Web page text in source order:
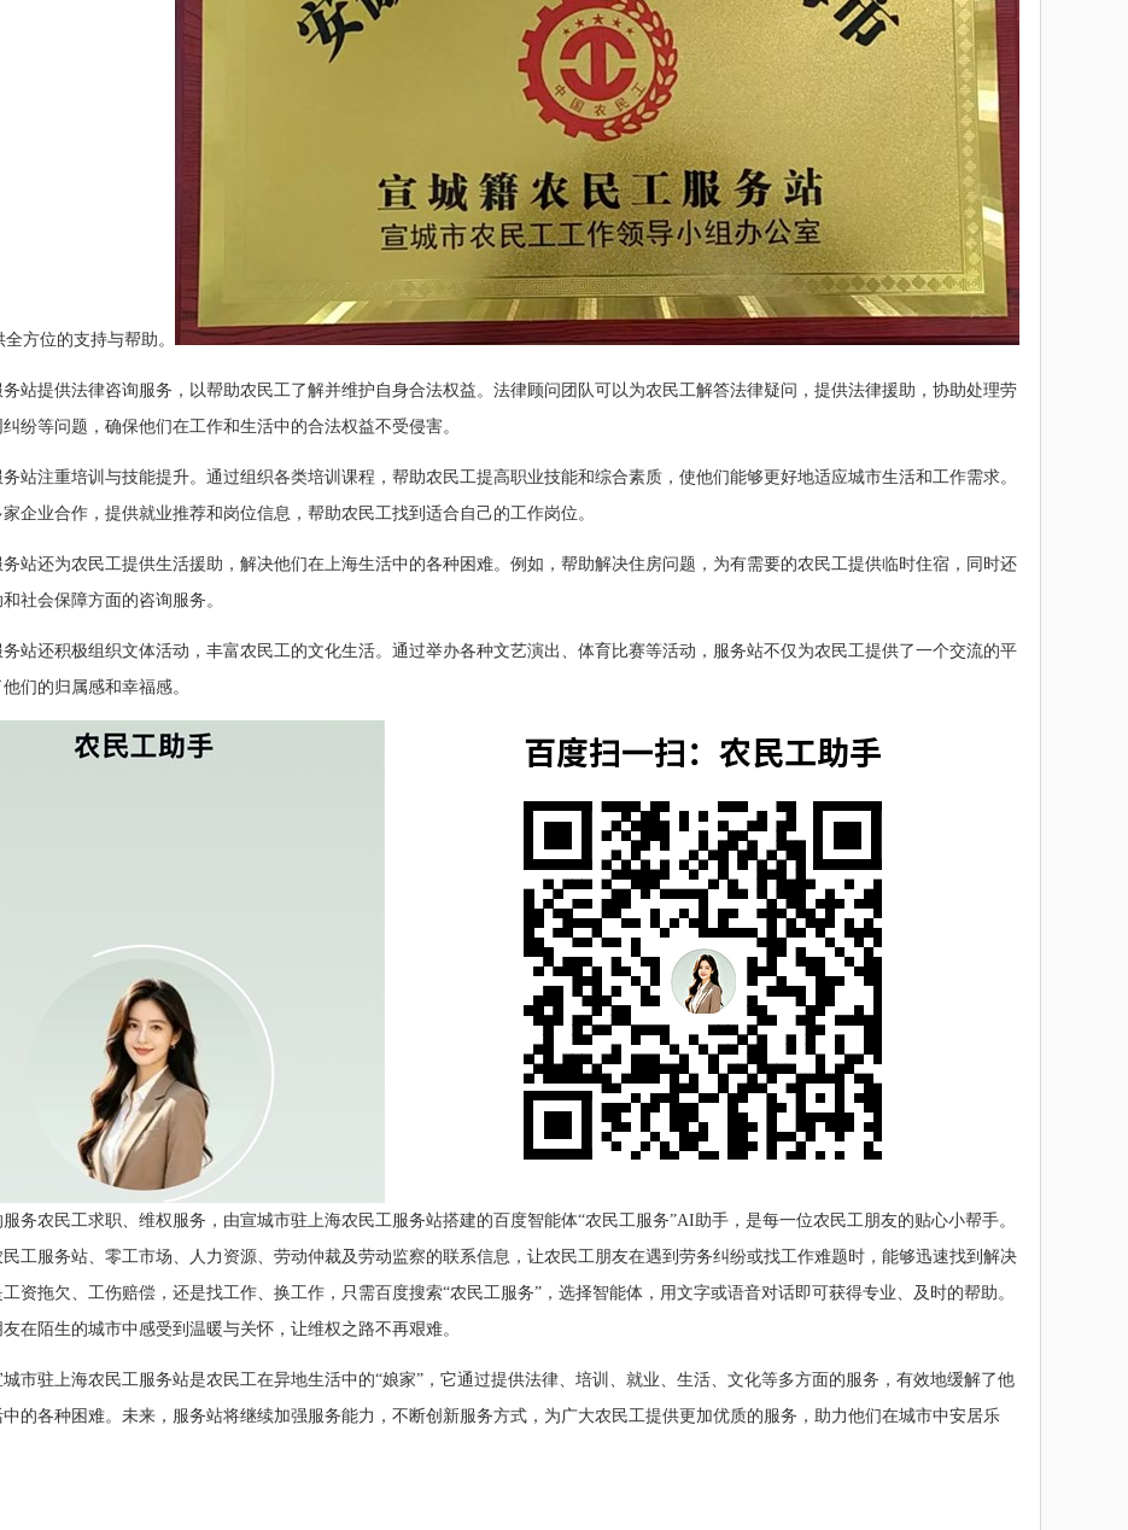
方位的支持与帮助。
站提供法律咨询服务，以帮助农民工了解并维护自身合法权益。法律顾问团队可以为农民工解答法律疑问，提供法律援助，协助处理劳
纷等问题，确保他们在工作和生活中的合法权益不受侵害。
站注重培训与技能提升。通过组织各类培训课程，帮助农民工提高职业技能和综合素质，使他们能够更好地适应城市生活和工作需求。
企业合作，提供就业推荐和岗位信息，帮助农民工找到适合自己的工作岗位。
站还为农民工提供生活援助，解决他们在上海生活中的各种困难。例如，帮助解决住房问题，为有需要的农民工提供临时住宿，同时还
社会保障方面的咨询服务。
务站还积极组织文体活动，丰富农民工的文化生活。通过举办各种文艺演出、体育比赛等活动，服务站不仅为农民工提供了一个交流的平
们的归属感和幸福感。
务农民工求职、维权服务，由宣城市驻上海农民工服务站搭建的百度智能体“农民工服务”AI助手，是每一位农民工朋友的贴心小帮手。
民工服务站、零工市场、人力资源、劳动仲裁及劳动监察的联系信息，让农民工朋友在遇到劳务纠纷或找工作难题时，能够迅速找到解决
资拖欠、工伤赔偿，还是找工作、换工作，只需百度搜索“农民工服务”，选择智能体，用文字或语音对话即可获得专业、及时的帮助。
在陌生的城市中感受到温暖与关怀，让维权之路不再艰难。
市驻上海农民工服务站是农民工在异地生活中的“娘家”，它通过提供法律、培训、就业、生活、文化等多方面的服务，有效地缓解了他
的各种困难。未来，服务站将继续加强服务能力，不断创新服务方式，为广大农民工提供更加优质的服务，助力他们在城市中安居乐